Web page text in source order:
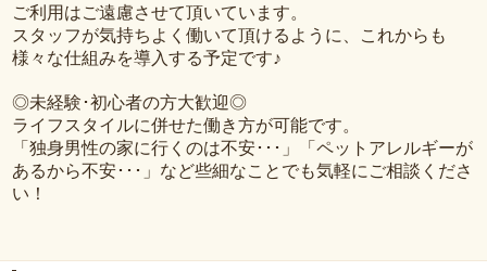
ご利用はご遠慮させて頂いています。
スタッフが気持ちよく働いて頂けるように、これからも
様々な仕組みを導入する予定です♪
◎未経験･初心者の方大歓迎◎
ライフスタイルに併せた働き方が可能です。
「独身男性の家に行くのは不安･･･」「ペットアレルギーが
あるから不安･･･」など些細なことでも気軽にご相談くださ
い！